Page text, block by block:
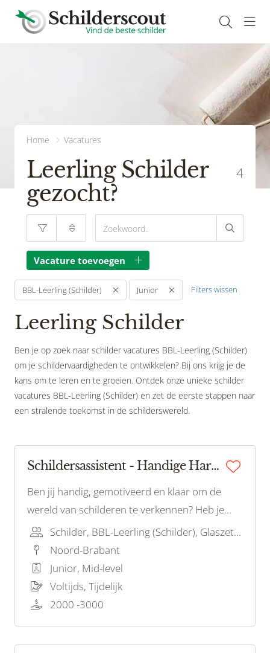
Home Vacatures
Leerling Schilder
gezocht?
4
Vacature toevoegen
BBL-Leerling (Schilder) Junior Filters wissen
Leerling Schilder
Ben je op zoek naar schilder vacatures BBL-Leerling (Schilder)
om je schildervaardigheden te ontwikkelen? Bij ons krijg je de
kans om te leren en te groeien. Ontdek onze unieke schilder
vacatures BBL-Leerling (Schilder) en zet de eerste stappen naar
een stralende toekomst in de schilderswereld.
Schildersassistent - Handige Harry/Harriët gezocht!
Ben jij handig, gemotiveerd en klaar om de
wereld van schilderen te verkennen? Heb je
een passie voor het werken met je handen en
de drang om een waardevolle bijdrage te
leveren aan ons schilderteam? Dan zijn wij op
zoek naar jou!
Schilder, BBL-Leerling (Schilder), Glaszetter, Bouwvakhelper, BBL-Leerling (Glas)
Noord-Brabant
Junior, Mid-level
Voltijds, Tijdelijk
2000 -3000